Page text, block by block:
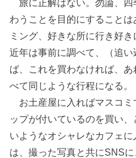
旅に正解はない。勿論、四
わうことを目的にすること
ミング、好きな所に行き好き
近年は事前に調べて、（追
ば、これを買わなければ、
べて同じような行程になる。
お土産屋に入ればマスコミ
ップが付いているのを買い
いようなオシャレなカフェ
は、撮った写真と共にSNSに